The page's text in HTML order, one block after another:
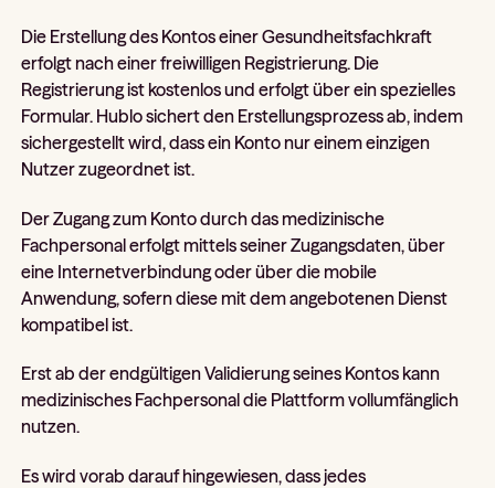
Die Erstellung des Kontos einer Gesundheitsfachkraft
erfolgt nach einer freiwilligen Registrierung. Die
Registrierung ist kostenlos und erfolgt über ein spezielles
Formular. Hublo sichert den Erstellungsprozess ab, indem
sichergestellt wird, dass ein Konto nur einem einzigen
Nutzer zugeordnet ist.
Der Zugang zum Konto durch das medizinische
Fachpersonal erfolgt mittels seiner Zugangsdaten, über
eine Internetverbindung oder über die mobile
Anwendung, sofern diese mit dem angebotenen Dienst
kompatibel ist.
Erst ab der endgültigen Validierung seines Kontos kann
medizinisches Fachpersonal die Plattform vollumfänglich
nutzen.
Es wird vorab darauf hingewiesen, dass jedes